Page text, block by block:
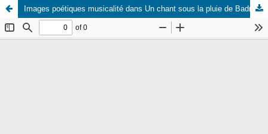
Images poétiques musicalité dans Un chant sous la pluie de Badr Shakir al-Sayyab : analyse stylistique.